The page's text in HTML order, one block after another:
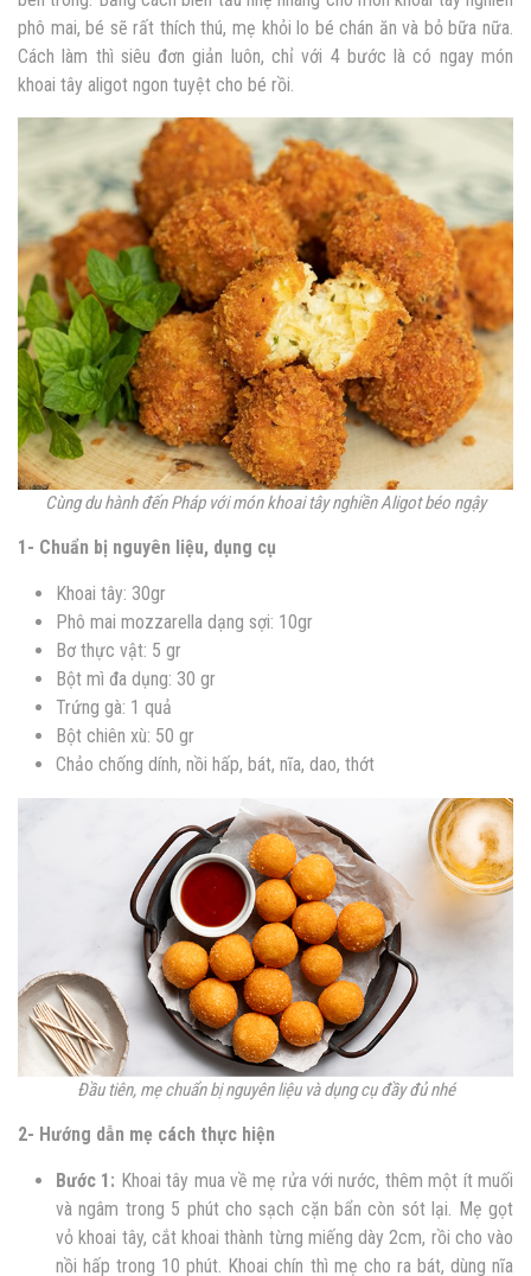
phô mai, bé sẽ rất thích thú, mẹ khỏi lo bé chán ăn và bỏ bữa nữa.
Cách làm thì siêu đơn giản luôn, chỉ với 4 bước là có ngay món
khoai tây aligot ngon tuyệt cho bé rồi.
Cùng du hành đến Pháp với món khoai tây nghiền Aligot béo ngậy
1- Chuẩn bị nguyên liệu, dụng cụ
Khoai tây: 30gr
Phô mai mozzarella dạng sợi: 10gr
Bơ thực vật: 5 gr
Bột mì đa dụng: 30 gr
Trứng gà: 1 quả
Bột chiên xù: 50 gr
Chảo chống dính, nồi hấp, bát, nĩa, dao, thớt
Đầu tiên, mẹ chuẩn bị nguyên liệu và dụng cụ đầy đủ nhé
2- Hướng dẫn mẹ cách thực hiện
Bước 1: Khoai tây mua về mẹ rửa với nước, thêm một ít muối
và ngâm trong 5 phút cho sạch cặn bẩn còn sót lại. Mẹ gọt
vỏ khoai tây, cắt khoai thành từng miếng dày 2cm, rồi cho vào
nồi hấp trong 10 phút. Khoai chín thì mẹ cho ra bát, dùng nĩa